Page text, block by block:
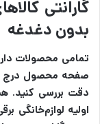
گارانتی
بدون دغدغه
تمامی محصولات
صفحه محصول درج
دقت بررسی کنید.
اولیه لوازم‌خانگی